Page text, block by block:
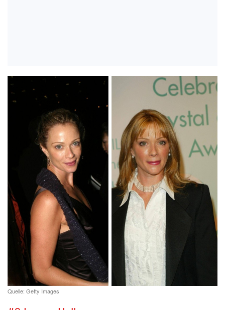
Quelle: Getty Images